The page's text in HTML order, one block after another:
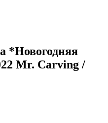
*Новогодняя
Mr. Carving /